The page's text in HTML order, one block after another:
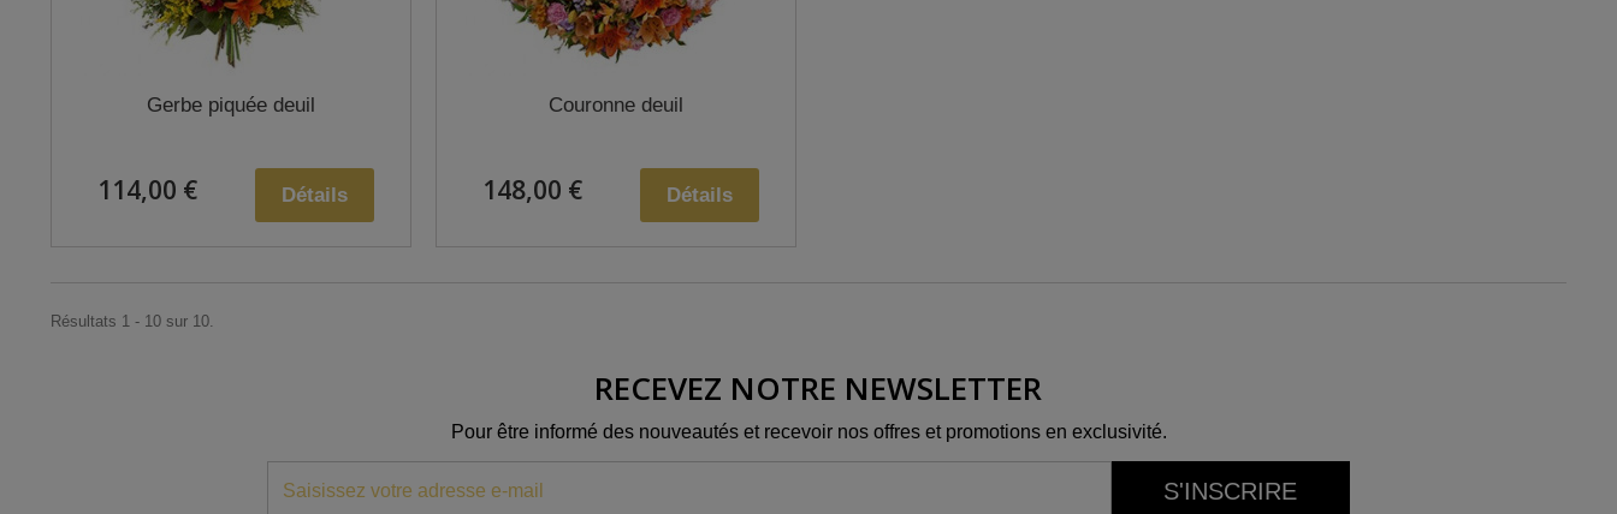
Gerbe piquée deuil
114,00 € Détails
Couronne deuil
148,00 € Détails
Résultats 1 - 10 sur 10.
RECEVEZ NOTRE NEWSLETTER
Pour être informé des nouveautés et recevoir nos offres et promotions en exclusivité.
S'INSCRIRE